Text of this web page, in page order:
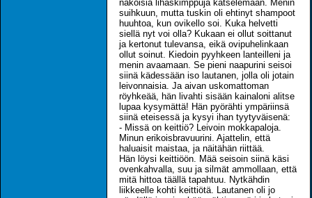
näköisiä lihaskimppuja katselemaan. Menin
suihkuun, mutta tuskin oli ehtinyt shampoot
huuhtoa, kun ovikello soi. Kuka helvetti
siellä nyt voi olla? Kukaan ei ollut soittanut
ja kertonut tulevansa, eikä ovipuhelinkaan
ollut soinut. Kiedoin pyyhkeen lanteilleni ja
menin avaamaan. Se pieni naapurini seisoi
siinä kädessään iso lautanen, jolla oli jotain
leivonnaisia. Ja aivan uskomattoman
röyhkeää, hän livahti sisään kainaloni alitse
lupaa kysymättä! Hän pyörähti ympäriinsä
siinä eteisessä ja kysyi ihan tyytyväisenä:
- Missä on keittiö? Leivoin mokkapaloja.
Minun erikoisbravuurini. Ajattelin, että
haluaisit maistaa, ja näitähän riittää.
Hän löysi keittiöön. Mää seisoin siinä käsi
ovenkahvalla, suu ja silmät ammollaan, että
mitä hittoa täällä tapahtuu. Nytkähdin
liikkeelle kohti keittiötä. Lautanen oli jo